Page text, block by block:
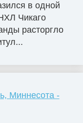
в одной
Чикаго
расторгло
Миннесота -